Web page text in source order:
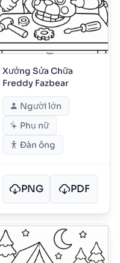
Xưởng Sửa Chữa
Freddy Fazbear
Người lớn
Phụ nữ
Đàn ông
PNG PDF